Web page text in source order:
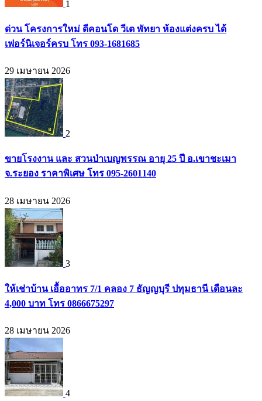
1
ด่วน โครงการใหม่ ดีคอนโด วีเต พัทยา ห้องแต่งครบ ได้
เฟอร์นิเจอร์ครบ โทร 093-1681685
29 เมษายน 2026
2
ขายโรงงาน และ สวนป่าเบญพรรณ อายุ 25 ปี อ.เขาชะเมา
จ.ระยอง ราคาพิเศษ โทร 095-2601140
28 เมษายน 2026
3
ให้เช่าบ้าน เอื้ออาทร 7/1 คลอง 7 ธัญญบุรี ปทุมธานี เดือนละ
4,000 บาท โทร 0866675297
28 เมษายน 2026
4